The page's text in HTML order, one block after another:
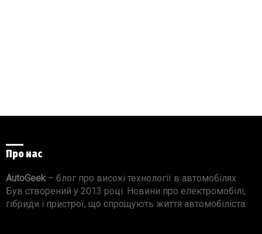
Про нас
AutoGeek– блог про високі технології в автомобілях.
Був створений у 2013 році. Новини про електромобілі,
гібриди і пристрої, що спрощують життя автомобіліста.